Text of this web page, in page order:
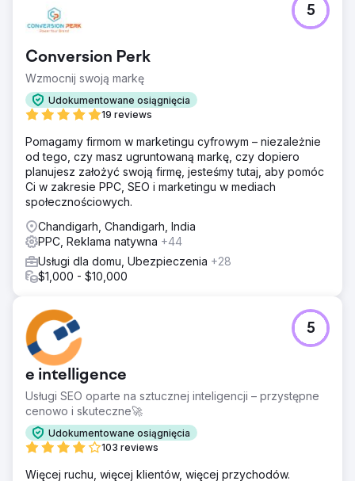
Conversion Perk
Wzmocnij swoją markę
Udokumentowane osiągnięcia
19 reviews
5
Pomagamy firmom w marketingu cyfrowym – niezależnie
od tego, czy masz ugruntowaną markę, czy dopiero
planujesz założyć swoją firmę, jesteśmy tutaj, aby pomóc
Ci w zakresie PPC, SEO i marketingu w mediach
społecznościowych.
Chandigarh, Chandigarh, India
PPC, Reklama natywna +44
Usługi dla domu, Ubezpieczenia +28
$1,000 - $10,000
e intelligence
Usługi SEO oparte na sztucznej inteligencji – przystępne
cenowo i skuteczne🚀
Udokumentowane osiągnięcia
103 reviews
5
Więcej ruchu, więcej klientów, więcej przychodów.